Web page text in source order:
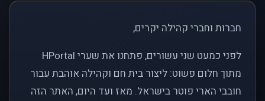
חברות וחברי קהילה יקרים,
לפני כמעט שני עשורים, פתחנו את שערי HPortal
מתוך חלום פשוט: ליצור בית חם וקהילה אוהבת עבור
חובבי הארי פוטר בישראל. מאז ועד היום, האתר הזה